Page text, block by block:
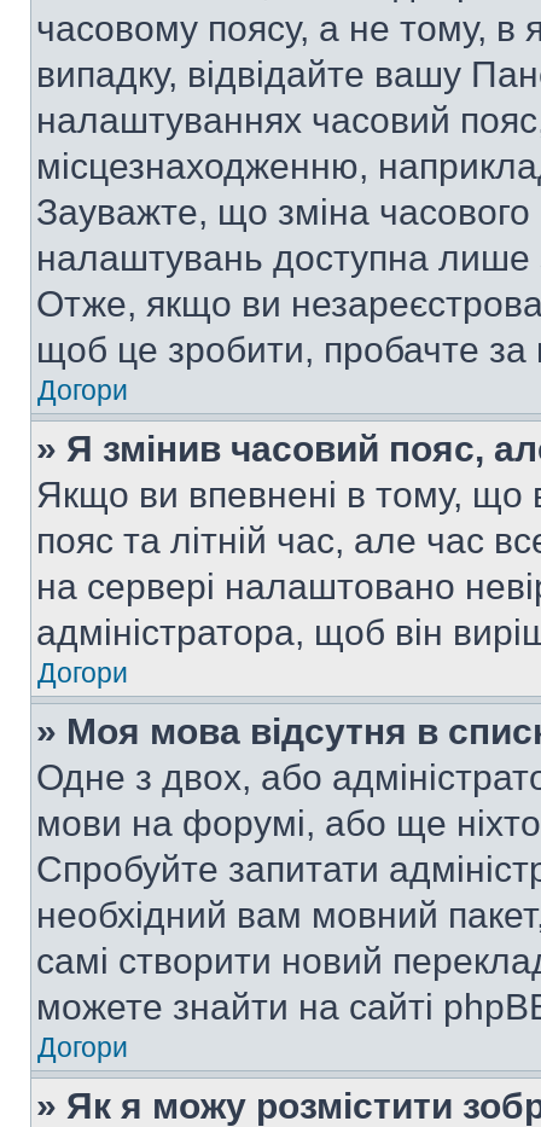
часовому поясу, а не тому, в
випадку, відвідайте вашу
налаштуваннях часовий
місцезнаходженню,
Зауважте, що зміна часового
налаштувань доступна лише
Отже, якщо ви
щоб це зробити, пробачте за
Догори
» Я змінив часовий пояс,
Якщо ви впевнені в тому, що
пояс та літній час, але час
на сервері налаштовано
адміністратора, щоб він
Догори
» Моя мова відсутня в
Одне з двох, або
мови на форумі, або ще
Спробуйте запитати
необхідний вам мовний
самі створити новий
можете знайти на сайті
Догори
» Як я можу розмістити